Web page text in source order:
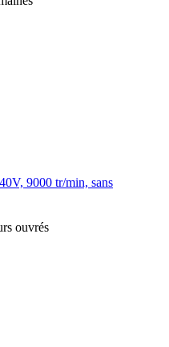
9000 tr/min, sans
ouvrés